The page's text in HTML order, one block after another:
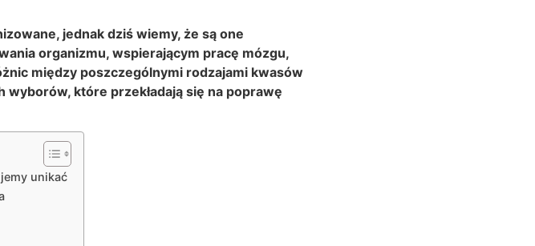
jednak dziś wiemy, że są one
organizmu, wspierającym pracę mózgu,
między poszczególnymi rodzajami kwasów
które przekładają się na poprawę
unikać